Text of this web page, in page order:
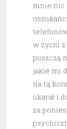
mnie nic
w życiu z
puszczą
jakie mi
na tą
ukarał i
za